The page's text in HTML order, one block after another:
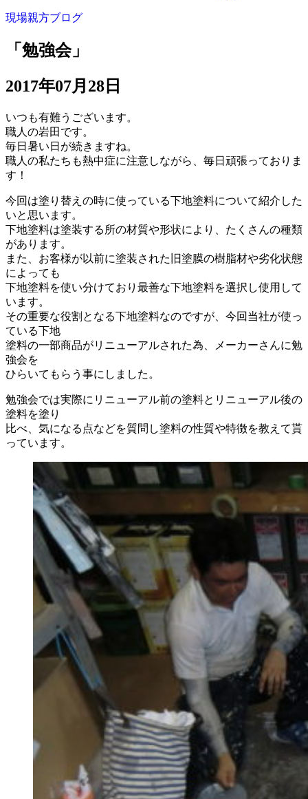
現場親方ブログ
「勉強会」
2017年07月28日
いつも有難うございます。
職人の岩田です。
毎日暑い日が続きますね。
職人の私たちも熱中症に注意しながら、毎日頑張っておりま
す！
今回は塗り替えの時に使っている下地塗料について紹介した
いと思います。
下地塗料は塗装する所の材質や形状により、たくさんの種類
があります。
また、お客様が以前に塗装された旧塗膜の樹脂材や劣化状態
によっても
下地塗料を使い分けており最善な下地塗料を選択し使用して
います。
その重要な役割となる下地塗料なのですが、今回当社が使っ
ている下地
塗料の一部商品がリニューアルされた為、メーカーさんに勉
強会を
ひらいてもらう事にしました。
勉強会では実際にリニューアル前の塗料とリニューアル後の
塗料を塗り
比べ、気になる点などを質問し塗料の性質や特徴を教えて貰
っています。